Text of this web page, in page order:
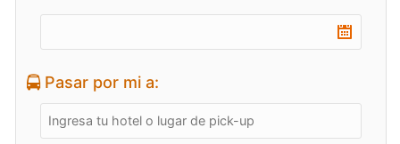
Pasar por mi a: